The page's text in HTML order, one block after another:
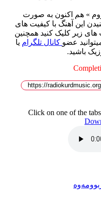
» هم اکنون به صورت
این آهنگ با کیفیت های
تب های زیر کلیک کنید همچنین
عضو کانال تلگرام یا
باشید.
Click on one of the